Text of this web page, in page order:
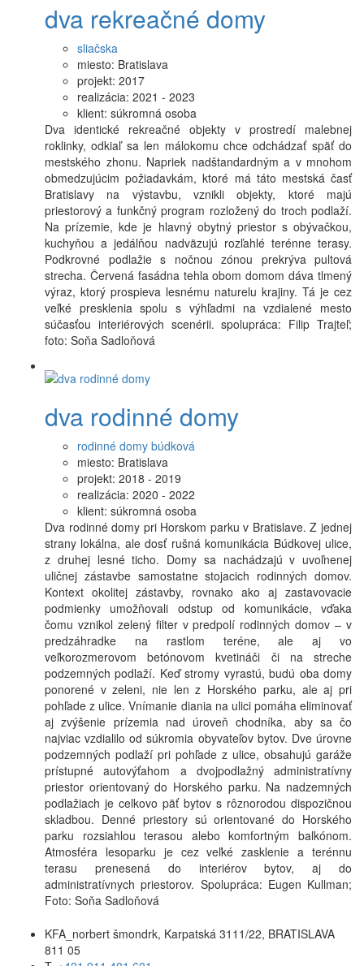
dva rekreačné domy
sliačska
miesto: Bratislava
projekt: 2017
realizácia: 2021 - 2023
klient: súkromná osoba
Dva identické rekreačné objekty v prostredí malebnej
roklinky, odkiaľ sa len málokomu chce odchádzať späť do
mestského zhonu. Napriek nadštandardným a v mnohom
obmedzujúcim požiadavkám, ktoré má táto mestská časť
Bratislavy na výstavbu, vznikli objekty, ktoré majú
priestorový a funkčný program rozložený do troch podlaží.
Na prízemie, kde je hlavný obytný priestor s obývačkou,
kuchyňou a jedálňou nadväzujú rozľahlé terénne terasy.
Podkrovné podlažie s nočnou zónou prekrýva pultová
strecha. Červená fasádna tehla obom domom dáva tlmený
výraz, ktorý prospieva lesnému naturelu krajiny. Tá je cez
veľké presklenia spolu s výhľadmi na vzdialené mesto
súčasťou interiérových scenérii. spolupráca: Filip Trajteľ;
foto: Soňa Sadloňová
dva rodinné domy
rodinné domy búdková
miesto: Bratislava
projekt: 2018 - 2019
realizácia: 2020 - 2022
klient: súkromná osoba
Dva rodinné domy pri Horskom parku v Bratislave. Z jednej
strany lokálna, ale dosť rušná komunikácia Búdkovej ulice,
z druhej lesné ticho. Domy sa nachádzajú v uvoľnenej
uličnej zástavbe samostatne stojacich rodinných domov.
Kontext okolitej zástavby, rovnako ako aj zastavovacie
podmienky umožňovali odstup od komunikácie, vďaka
čomu vznikol zelený filter v predpolí rodinných domov – v
predzáhradke na rastlom teréne, ale aj vo
veľkorozmerovom betónovom kvetináči či na streche
podzemných podlaží. Keď stromy vyrastú, budú oba domy
ponorené v zeleni, nie len z Horského parku, ale aj pri
pohľade z ulice. Vnímanie diania na ulici pomáha eliminovať
aj zvýšenie prízemia nad úroveň chodníka, aby sa čo
najviac vzdialilo od súkromia obyvateľov bytov. Dve úrovne
podzemných podlaží pri pohľade z ulice, obsahujú garáže
prístupné autovýťahom a dvojpodlažný administratívny
priestor orientovaný do Horského parku. Na nadzemných
podlažiach je celkovo päť bytov s rôznorodou dispozičnou
skladbou. Denné priestory sú orientované do Horského
parku rozsiahlou terasou alebo komfortným balkónom.
Atmosféra lesoparku je cez veľké zasklenie a terénnu
terasu prenesená do interiérov bytov, aj do
administratívnych priestorov. Spolupráca: Eugen Kullman;
Foto: Soňa Sadloňová
KFA_norbert šmondrk, Karpatská 3111/22, BRATISLAVA
811 05